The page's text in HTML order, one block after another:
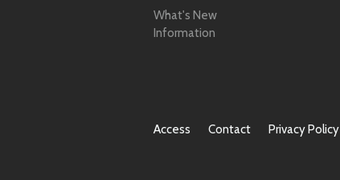
What's New
Information
Access Contact Privacy Policy